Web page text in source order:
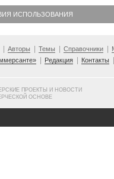
ИСПОЛЬЗОВАНИЯ
Авторы Темы Справочники
Редакция Контакты
ПРОЕКТЫ И НОВОСТИ
ОСНОВЕ